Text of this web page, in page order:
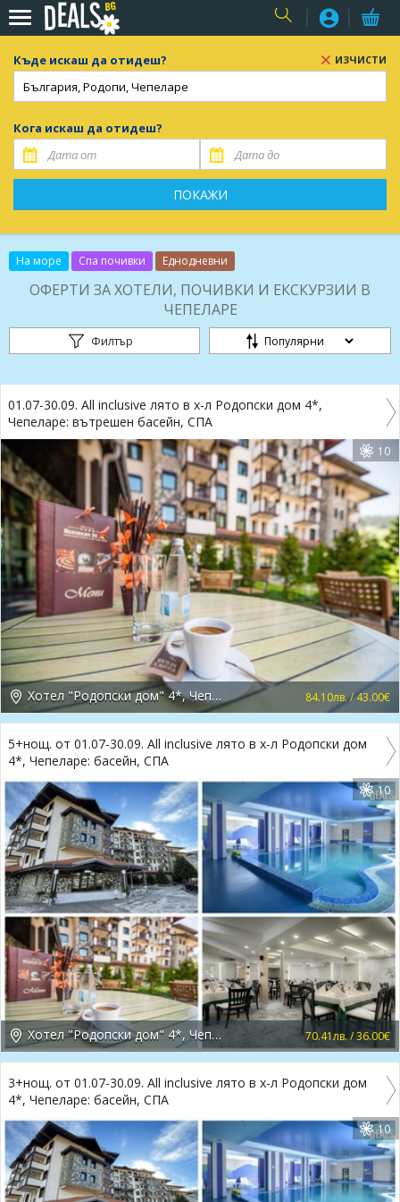
USER
Къде искаш да отидеш? ИЗЧИСТИ
Кога искаш да отидеш?
ПОКАЖИ
На море Спа почивки Еднодневни
ОФЕРТИ ЗА ХОТЕЛИ, ПОЧИВКИ И ЕКСКУРЗИИ В
ЧЕПЕЛАРЕ
Филтър
01.07-30.09. All inclusive лято в х-л Родопски дом 4*,
Чепеларе: вътрешен басейн, СПА
10
Хотел "Родопски дом" 4*, Чепеларе 84.10лв. / 43.00€
5+нощ. от 01.07-30.09. All inclusive лято в х-л Родопски дом
4*, Чепеларе: басейн, СПА
10
Хотел "Родопски дом" 4*, Чепеларе 70.41лв. / 36.00€
3+нощ. от 01.07-30.09. All inclusive лято в х-л Родопски дом
4*, Чепеларе: басейн, СПА
10